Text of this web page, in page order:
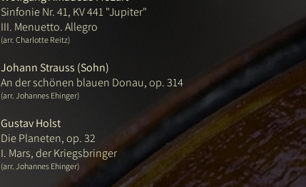
Sinfonie Nr. 41, KV 441 "Jupiter"
III. Menuetto. Allegro
(arr. Charlotte Reitz)
Johann Strauss (Sohn)
An der schönen blauen Donau, op. 314
(arr. Johannes Ehinger)
Gustav Holst
Die Planeten, op. 32
I. Mars, der Kriegsbringer
(arr. Johannes Ehinger)